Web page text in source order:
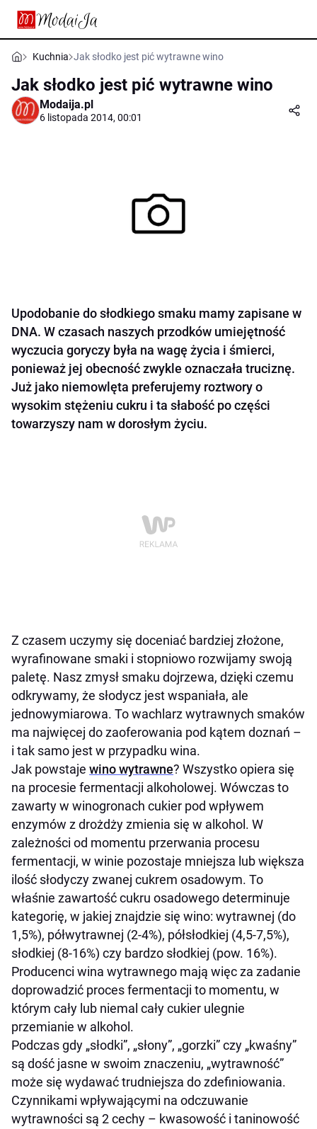
Kuchnia Jak słodko jest pić wytrawne wino
Jak słodko jest pić wytrawne wino
Modaija.pl
6 listopada 2014, 00:01
Upodobanie do słodkiego smaku mamy zapisane w
DNA. W czasach naszych przodków umiejętność
wyczucia goryczy była na wagę życia i śmierci,
ponieważ jej obecność zwykle oznaczała truciznę.
Już jako niemowlęta preferujemy roztwory o
wysokim stężeniu cukru i ta słabość po części
towarzyszy nam w dorosłym życiu.
Z czasem uczymy się doceniać bardziej złożone,
wyrafinowane smaki i stopniowo rozwijamy swoją
paletę. Nasz zmysł smaku dojrzewa, dzięki czemu
odkrywamy, że słodycz jest wspaniała, ale
jednowymiarowa. To wachlarz wytrawnych smaków
ma najwięcej do zaoferowania pod kątem doznań –
i tak samo jest w przypadku wina.
Jak powstaje wino wytrawne? Wszystko opiera się
na procesie fermentacji alkoholowej. Wówczas to
zawarty w winogronach cukier pod wpływem
enzymów z drożdży zmienia się w alkohol. W
zależności od momentu przerwania procesu
fermentacji, w winie pozostaje mniejsza lub większa
ilość słodyczy zwanej cukrem osadowym. To
właśnie zawartość cukru osadowego determinuje
kategorię, w jakiej znajdzie się wino: wytrawnej (do
1,5%), półwytrawnej (2-4%), półsłodkiej (4,5-7,5%),
słodkiej (8-16%) czy bardzo słodkiej (pow. 16%).
Producenci wina wytrawnego mają więc za zadanie
doprowadzić proces fermentacji to momentu, w
którym cały lub niemal cały cukier ulegnie
przemianie w alkohol.
Podczas gdy „słodki”, „słony”, „gorzki” czy „kwaśny”
są dość jasne w swoim znaczeniu, „wytrawność”
może się wydawać trudniejsza do zdefiniowania.
Czynnikami wpływającymi na odczuwanie
wytrawności są 2 cechy – kwasowość i taninowość